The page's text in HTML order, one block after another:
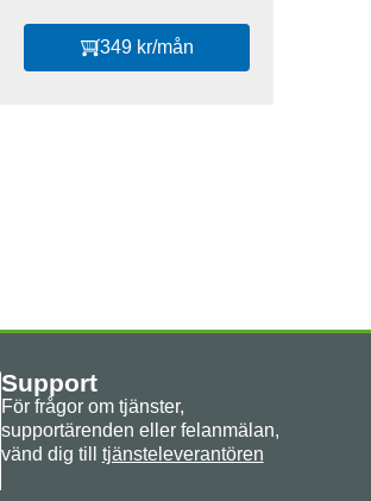
349 kr/mån
Support
För frågor om tjänster,
supportärenden eller felanmälan,
vänd dig till tjänsteleverantören